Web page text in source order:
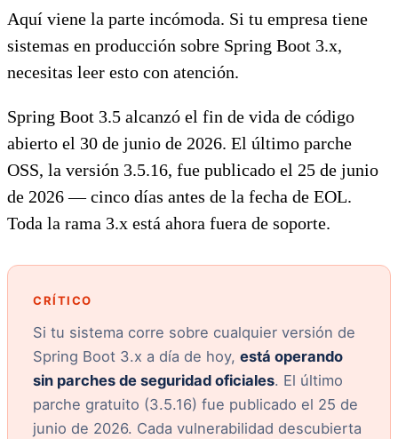
Aquí viene la parte incómoda. Si tu empresa tiene
sistemas en producción sobre Spring Boot 3.x,
necesitas leer esto con atención.
Spring Boot 3.5 alcanzó el fin de vida de código
abierto el 30 de junio de 2026. El último parche
OSS, la versión 3.5.16, fue publicado el 25 de junio
de 2026 — cinco días antes de la fecha de EOL.
Toda la rama 3.x está ahora fuera de soporte.
CRÍTICO
Si tu sistema corre sobre cualquier versión de
Spring Boot 3.x a día de hoy, está operando
sin parches de seguridad oficiales. El último
parche gratuito (3.5.16) fue publicado el 25 de
junio de 2026. Cada vulnerabilidad descubierta